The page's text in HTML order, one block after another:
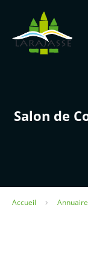
Salon de
Accueil Annuaire
Panneau de